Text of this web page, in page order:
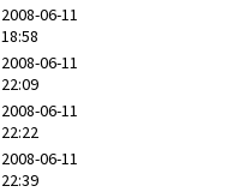
2008-06-11
18:58
2008-06-11
22:09
2008-06-11
22:22
2008-06-11
22:39